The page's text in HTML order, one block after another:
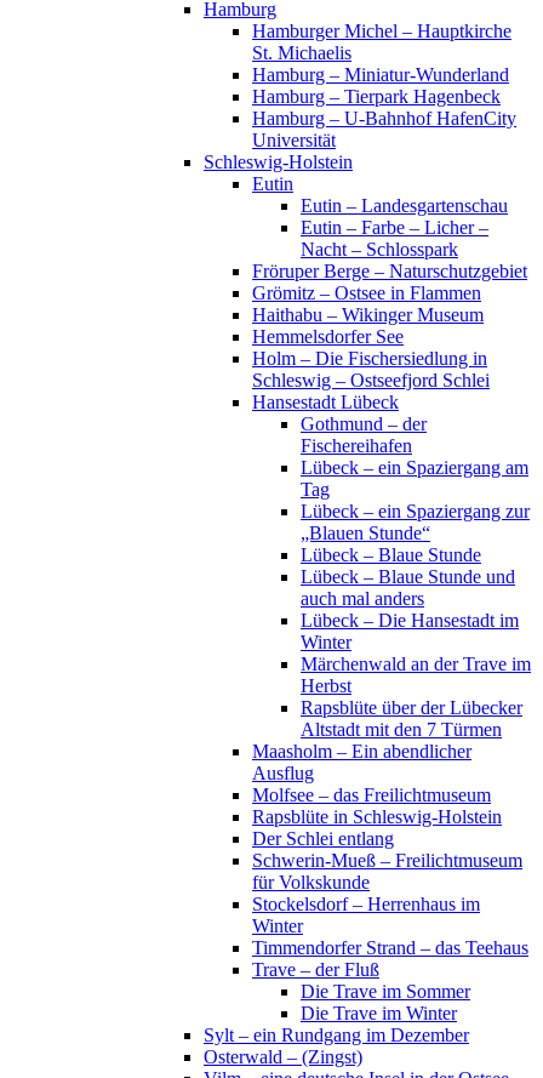
Hamburg
Hamburger Michel – Hauptkirche
St. Michaelis
Hamburg – Miniatur-Wunderland
Hamburg – Tierpark Hagenbeck
Hamburg – U-Bahnhof HafenCity
Universität
Schleswig-Holstein
Eutin
Eutin – Landesgartenschau
Eutin – Farbe – Licher –
Nacht – Schlosspark
Fröruper Berge – Naturschutzgebiet
Grömitz – Ostsee in Flammen
Haithabu – Wikinger Museum
Hemmelsdorfer See
Holm – Die Fischersiedlung in
Schleswig – Ostseefjord Schlei
Hansestadt Lübeck
Gothmund – der
Fischereihafen
Lübeck – ein Spaziergang am
Tag
Lübeck – ein Spaziergang zur
„Blauen Stunde“
Lübeck – Blaue Stunde
Lübeck – Blaue Stunde und
auch mal anders
Lübeck – Die Hansestadt im
Winter
Märchenwald an der Trave im
Herbst
Rapsblüte über der Lübecker
Altstadt mit den 7 Türmen
Maasholm – Ein abendlicher
Ausflug
Molfsee – das Freilichtmuseum
Rapsblüte in Schleswig-Holstein
Der Schlei entlang
Schwerin-Mueß – Freilichtmuseum
für Volkskunde
Stockelsdorf – Herrenhaus im
Winter
Timmendorfer Strand – das Teehaus
Trave – der Fluß
Die Trave im Sommer
Die Trave im Winter
Sylt – ein Rundgang im Dezember
Osterwald – (Zingst)